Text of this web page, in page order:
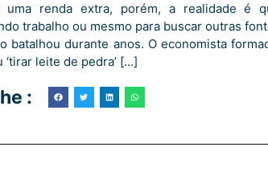
uma renda extra, porém, a realidade é
trabalho ou mesmo para buscar outras
batalhou durante anos. O economista
leite de pedra’ […]
: